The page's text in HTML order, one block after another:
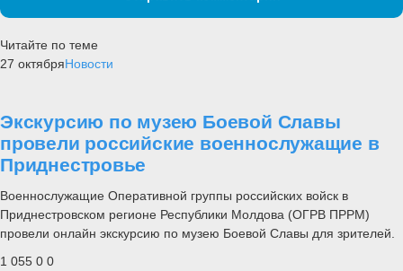
Читайте по теме
27 октябряНовости
Экскурсию по музею Боевой Славы
провели российские военнослужащие в
Приднестровье
Военнослужащие Оперативной группы российских войск в
Приднестровском регионе Республики Молдова (ОГРВ ПРРМ)
провели онлайн экскурсию по музею Боевой Славы для зрителей.
1 055 0 0